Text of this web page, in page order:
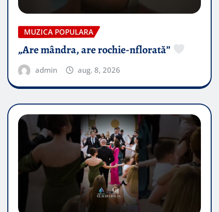
MUZICA POPULARA
„Are mândra, are rochie-nflorată”
admin aug. 8, 2026